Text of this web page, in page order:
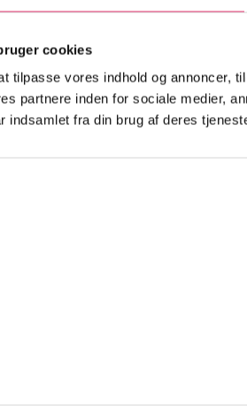
cookies
tilpasse vores indhold og annoncer,
partnere inden for sociale medier,
indsamlet fra din brug af deres